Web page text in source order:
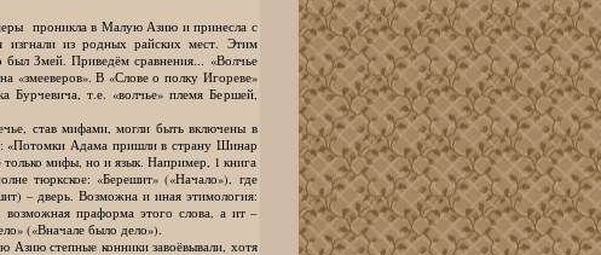
проникла в Малую Азию и принесла с
изгнали из родных райских мест. Этим
был Змей. Приведём сравнения... «Волчье
«змееверов». В «Слове о полку Игореве»
Бурчевича, т.е. «волчье» племя Бершей,
став мифами, могли быть включены в
«Потомки Адама пришли в страну Шинар
мифы, но и язык. Например, 1 книга
тюркское: «Берешит» («Начало»), где
– дверь. Возможна и иная этимология:
праформа этого слова, а ит –
(«Вначале было дело»).
степные конники завоёвывали, хотя